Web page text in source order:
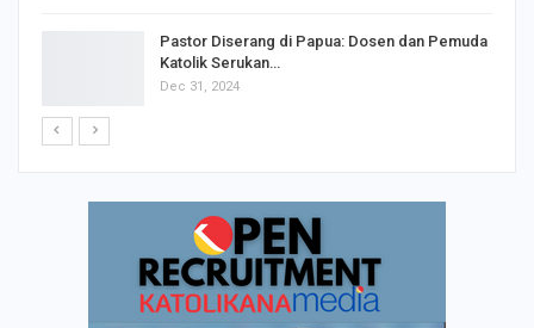
Pastor Diserang di Papua: Dosen dan Pemuda
Katolik Serukan…
Dec 31, 2024